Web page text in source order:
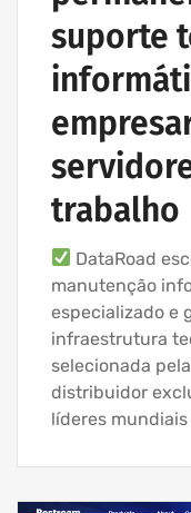
suporte
trabalho
DataRoad
manutenção
especializado e
infraestrutura
selecionada
distribuidor
líderes